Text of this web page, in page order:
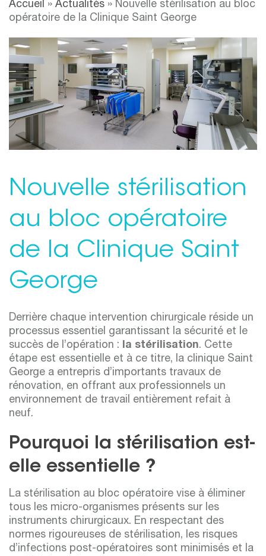
Accueil » Actualités » Nouvelle stérilisation au bloc
opératoire de la Clinique Saint George
Nouvelle stérilisation
au bloc opératoire
de la Clinique Saint
George
Derrière chaque intervention chirurgicale réside un
processus essentiel garantissant la sécurité et le
succès de l’opération : la stérilisation. Cette
étape est essentielle et à ce titre, la clinique Saint
George a entrepris d’importants travaux de
rénovation, en offrant aux professionnels un
environnement de travail entièrement refait à
neuf.
Pourquoi la stérilisation est-
elle essentielle ?
La stérilisation au bloc opératoire vise à éliminer
tous les micro-organismes présents sur les
instruments chirurgicaux. En respectant des
normes rigoureuses de stérilisation, les risques
d’infections post-opératoires sont minimisés et la